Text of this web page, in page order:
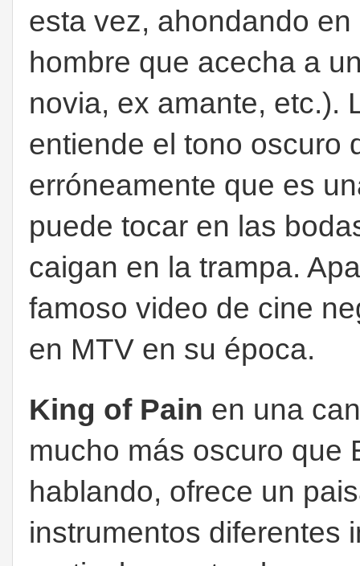
esta vez, ahondando
hombre que acecha a
novia, ex amante, etc.).
entiende el tono oscuro
erróneamente que es
puede tocar en las
caigan en la trampa.
famoso video de cine
en MTV en su época.
King of Pain en una
mucho más oscuro que
hablando, ofrece un
instrumentos diferentes